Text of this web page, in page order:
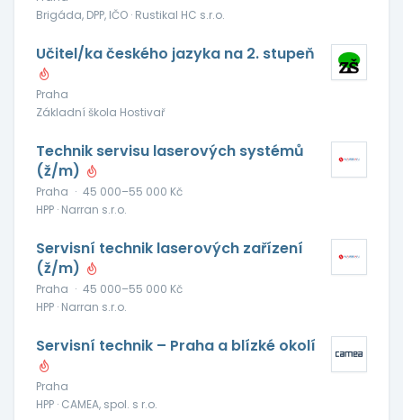
Brigáda, DPP, IČO · Rustikal HC s.r.o.
Učitel/ka českého jazyka na 2. stupeň
Praha
Základní škola Hostivař
Technik servisu laserových systémů
(ž/m)
Praha · 45 000–55 000 Kč
HPP · Narran s.r.o.
Servisní technik laserových zařízení
(ž/m)
Praha · 45 000–55 000 Kč
HPP · Narran s.r.o.
Servisní technik – Praha a blízké okolí
Praha
HPP · CAMEA, spol. s r.o.